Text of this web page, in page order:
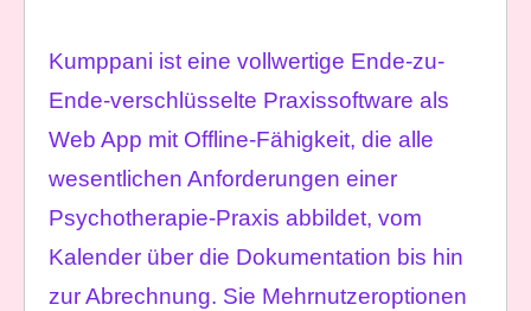
Kumppani ist eine vollwertige Ende-zu-
Ende-verschlüsselte Praxissoftware als
Web App mit Offline-Fähigkeit, die alle
wesentlichen Anforderungen einer
Psychotherapie-Praxis abbildet, vom
Kalender über die Dokumentation bis hin
zur Abrechnung. Sie Mehrnutzeroptionen